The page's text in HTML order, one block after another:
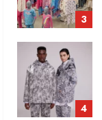
3
4